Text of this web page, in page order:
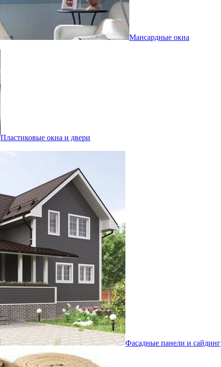
Мансардные окна
Пластиковые окна и двери
Фасадные панели и сайдинг